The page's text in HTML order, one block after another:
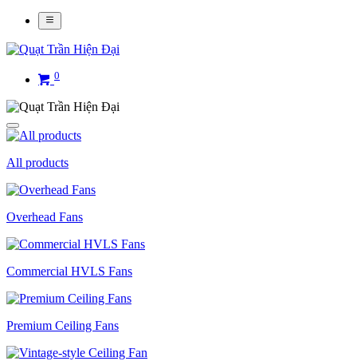
0
All products
Overhead Fans
Commercial HVLS Fans
Premium Ceiling Fans